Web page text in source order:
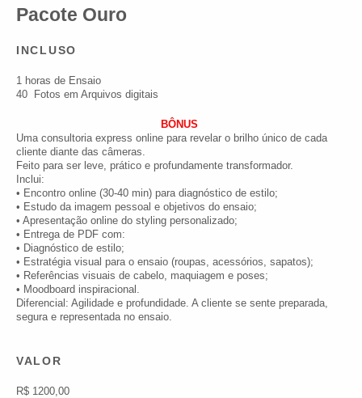
Pacote Ouro
INCLUSO
1 horas de Ensaio
40 Fotos em Arquivos digitais
BÔNUS
Uma consultoria express online para revelar o brilho único de cada
cliente diante das câmeras.
Feito para ser leve, prático e profundamente transformador.
Inclui:
• Encontro online (30-40 min) para diagnóstico de estilo;
• Estudo da imagem pessoal e objetivos do ensaio;
• Apresentação online do styling personalizado;
• Entrega de PDF com:
• Diagnóstico de estilo;
• Estratégia visual para o ensaio (roupas, acessórios, sapatos);
• Referências visuais de cabelo, maquiagem e poses;
• Moodboard inspiracional.
Diferencial: Agilidade e profundidade. A cliente se sente preparada,
segura e representada no ensaio.
VALOR
R$ 1200,00